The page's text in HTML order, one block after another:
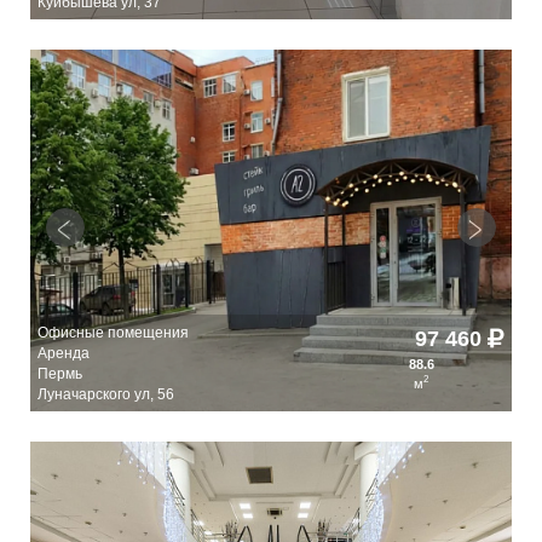
Офисные помещения
Аренда
Пермь
Луначарского ул, 56
97 460
88.6
м2